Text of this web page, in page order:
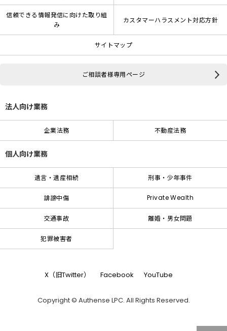
信頼できる情報発信に向けた取り組
み
カスタマーハラスメント対応方針
サイトマップ
ご相談者様専用ページ
法人向け業務
企業法務 不動産法務
個人向け業務
遺言・遺産相続 刑事・少年事件
誹謗中傷 Private Wealth
交通事故 離婚・男女問題
犯罪被害者
X（旧Twitter） Facebook YouTube
Copyright © Authense LPC. All Rights Reserved.